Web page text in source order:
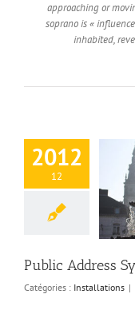
approaching or
soprano is «
inhabited,
2012
12
Address
Public Address
Catégories : Installations |